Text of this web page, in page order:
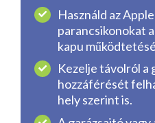
Használd az
parancsikonokat
kapu
Kezelje távolról a
hozzáférését
hely szerint is.